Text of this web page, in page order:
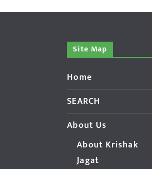
Site Map
Home
SEARCH
About Us
About Krishak
Jagat